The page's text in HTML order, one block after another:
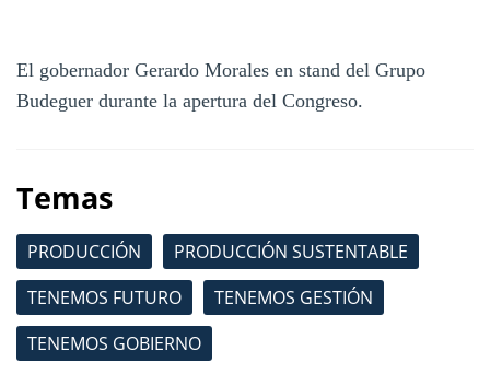
El gobernador Gerardo Morales en stand del Grupo
Budeguer durante la apertura del Congreso.
Temas
PRODUCCIÓN
PRODUCCIÓN SUSTENTABLE
TENEMOS FUTURO
TENEMOS GESTIÓN
TENEMOS GOBIERNO